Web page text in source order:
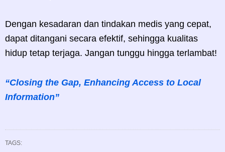
Dengan kesadaran dan tindakan medis yang cepat,
dapat ditangani secara efektif, sehingga kualitas
hidup tetap terjaga. Jangan tunggu hingga terlambat!
“Closing the Gap, Enhancing Access to Local
Information”
TAGS: